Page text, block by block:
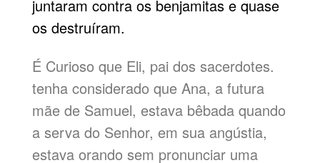
juntaram contra os benjamitas e quase
os destruíram.
É Curioso que Eli, pai dos sacerdotes.
tenha considerado que Ana, a futura
mãe de Samuel, estava bêbada quando
a serva do Senhor, em sua angústia,
estava orando sem pronunciar uma